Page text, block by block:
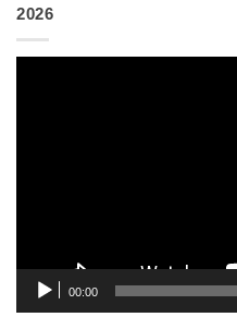
2026
00:00